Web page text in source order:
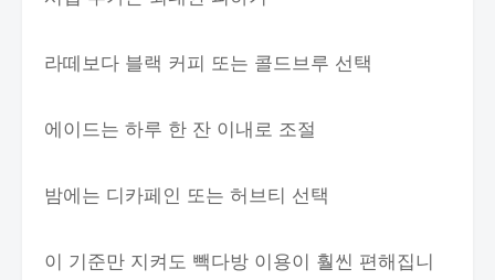
라떼보다 블랙 커피 또는 콜드브루 선택
에이드는 하루 한 잔 이내로 조절
밤에는 디카페인 또는 허브티 선택
이 기준만 지켜도 빽다방 이용이 훨씬 편해집니